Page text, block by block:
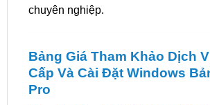
chuyên nghiệp.
Bảng Giá Tham Khảo Dịch
Cấp Và Cài Đặt Windows
Pro